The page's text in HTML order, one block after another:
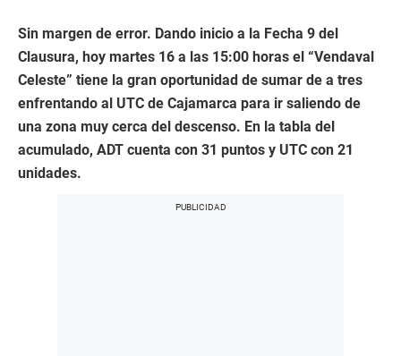
Sin margen de error. Dando inicio a la Fecha 9 del
Clausura, hoy martes 16 a las 15:00 horas el “Vendaval
Celeste” tiene la gran oportunidad de sumar de a tres
enfrentando al UTC de Cajamarca para ir saliendo de
una zona muy cerca del descenso. En la tabla del
acumulado, ADT cuenta con 31 puntos y UTC con 21
unidades.